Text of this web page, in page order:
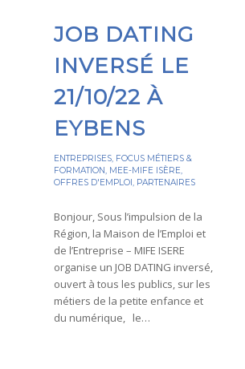
JOB DATING
INVERSÉ LE
21/10/22 À
EYBENS
ENTREPRISES, FOCUS MÉTIERS &
FORMATION, MEE-MIFE ISÈRE,
OFFRES D'EMPLOI , PARTENAIRES
Bonjour, Sous l’impulsion de la
Région, la Maison de l’Emploi et
de l’Entreprise – MIFE ISERE
organise un JOB DATING inversé,
ouvert à tous les publics, sur les
métiers de la petite enfance et
du numérique, le…